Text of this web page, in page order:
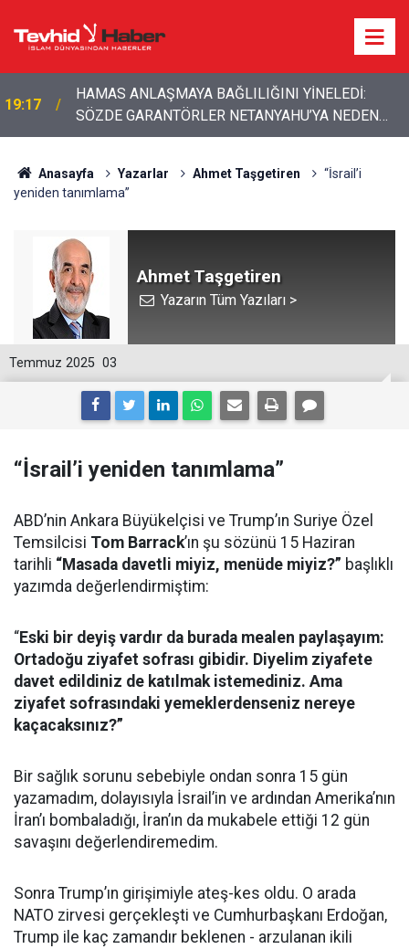
19:17
HAMAS ANLAŞMAYA BAĞLILIĞINI YİNELEDİ:
SÖZDE GARANTÖRLER NETANYAHU’YA NEDEN
DUR DİYEMİYOR?
Anasayfa Yazarlar Ahmet Taşgetiren
“İsrail’i
yeniden tanımlama”
Ahmet Taşgetiren
Yazarın Tüm Yazıları >
03
Temmuz 2025
“İsrail’i yeniden tanımlama”
ABD’nin Ankara Büyükelçisi ve Trump’ın Suriye Özel
Temsilcisi Tom Barrack’ın şu sözünü 15 Haziran
tarihli “Masada davetli miyiz, menüde miyiz?” başlıklı
yazımda değerlendirmiştim:
“Eski bir deyiş vardır da burada mealen paylaşayım:
Ortadoğu ziyafet sofrası gibidir. Diyelim ziyafete
davet edildiniz de katılmak istemediniz. Ama
ziyafet sofrasındaki yemeklerdenseniz nereye
kaçacaksınız?”
Bir sağlık sorunu sebebiyle ondan sonra 15 gün
yazamadım, dolayısıyla İsrail’in ve ardından Amerika’nın
İran’ı bombaladığı, İran’ın da mukabele ettiği 12 gün
savaşını değerlendiremedim.
Sonra Trump’ın girişimiyle ateş-kes oldu. O arada
NATO zirvesi gerçekleşti ve Cumhurbaşkanı Erdoğan,
Trump ile kaç zamandır beklenen - arzulanan ikili